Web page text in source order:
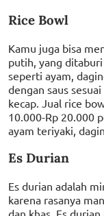
Rice Bowl
Kamu juga bisa
putih, yang
seperti ayam,
dengan saus
kecap. Jual rice
10.000-Rp 20.000
ayam teriyaki,
Es Durian
Es durian adalah
karena rasanya